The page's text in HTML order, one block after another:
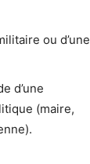
ou d’une
d’une
(maire,